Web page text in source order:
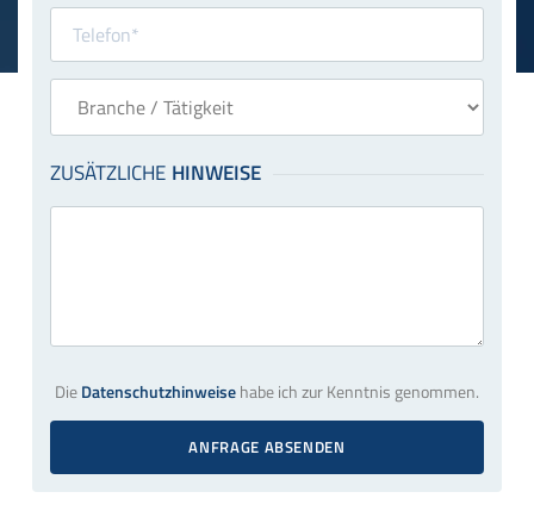
DieDatenschutzhinweisehabe ich zur Kenntnis genommen.
ANFRAGE ABSENDEN